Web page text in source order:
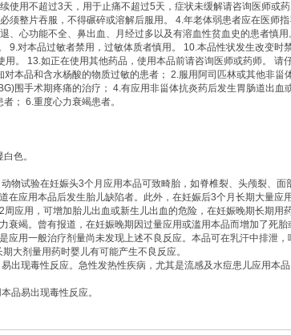
使用不超过3天，用于止痛不超过5天，症状未缓解请咨询医师或
须整片吞服，不得碾碎或溶解后服用。 4.年老体弱患者应在医师
、心功能不全、鼻出血、月经过多以及有溶血性贫血史的患者慎用
9.对本品过敏者禁用，过敏体质者慎用。 10.本品性状发生改变时
。 13.如正在使用其他药品，使用本品前请咨询医师或药师。 请
本品和含水杨酸的物质过敏的患者； 2.服用阿司匹林或其他非甾
围手术期疼痛的治疗； 4.有应用非甾体抗炎药后发生胃肠道出血
； 6.重度心力衰竭患者。
色。
物试验在妊娠头3个月应用本品可致畸胎，如脊椎裂、头颅裂、面
在应用本品后发生胎儿缺陷者。此外，在妊娠后3个月长期大量应
应用，可增加胎儿出血或新生儿出血的危险，在妊娠晚期长期用
衰竭。曾有报道，在妊娠晚期因过量应用或滥用本品而增加了死
应用一般治疗剂量尚未发现上述不良反应。本品可在乳汗中排泄
大剂量用药时婴儿有可能产生不良反应。
出现毒性反应。急性发热性疾病，尤其是流感及水痘患儿应用本
品易出现毒性反应。